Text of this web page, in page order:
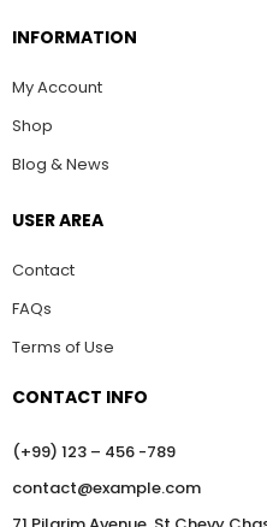
INFORMATION
My Account
Shop
Blog & News
USER AREA
Contact
FAQs
Terms of Use
CONTACT INFO
(+99) 123 – 456 -789
contact@example.com